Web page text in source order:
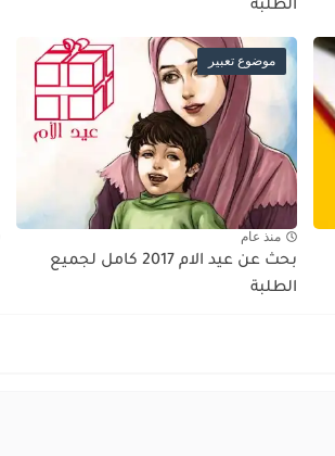
الطلبة
موضوع تعبير
منذ عام
بحث عن عيد الام 2017 كامل لجميع
الطلبة